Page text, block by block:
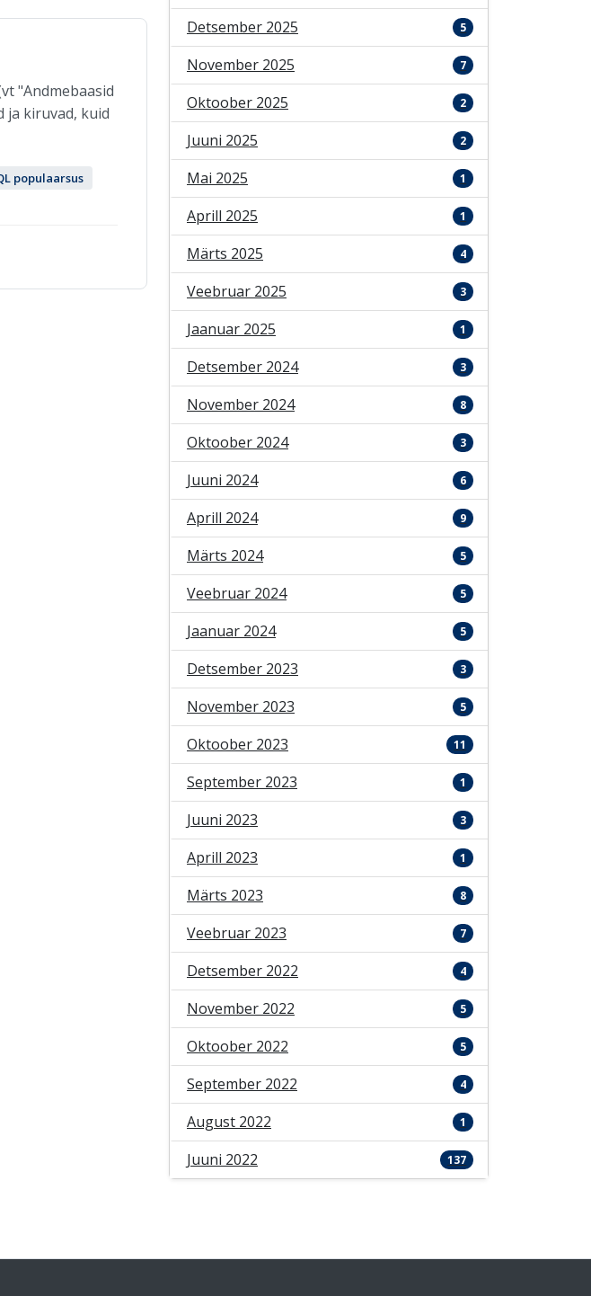
"Andmebaasid
ja kiruvad, kuid
populaarsus
Detsember 2025 5
November 2025 7
Oktoober 2025 2
Juuni 2025 2
Mai 2025 1
Aprill 2025 1
Märts 2025 4
Veebruar 2025 3
Jaanuar 2025 1
Detsember 2024 3
November 2024 8
Oktoober 2024 3
Juuni 2024 6
Aprill 2024 9
Märts 2024 5
Veebruar 2024 5
Jaanuar 2024 5
Detsember 2023 3
November 2023 5
Oktoober 2023 11
September 2023 1
Juuni 2023 3
Aprill 2023 1
Märts 2023 8
Veebruar 2023 7
Detsember 2022 4
November 2022 5
Oktoober 2022 5
September 2022 4
August 2022 1
Juuni 2022 137